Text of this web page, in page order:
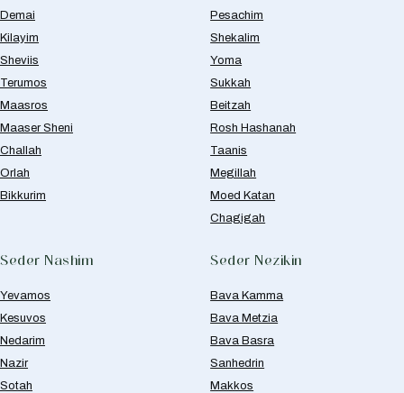
Demai
Kilayim
Sheviis
Terumos
Maasros
Maaser Sheni
Challah
Orlah
Bikkurim
Pesachim
Shekalim
Yoma
Sukkah
Beitzah
Rosh Hashanah
Taanis
Megillah
Moed Katan
Chagigah
Seder Nashim
Yevamos
Kesuvos
Nedarim
Nazir
Sotah
Seder Nezikin
Bava Kamma
Bava Metzia
Bava Basra
Sanhedrin
Makkos